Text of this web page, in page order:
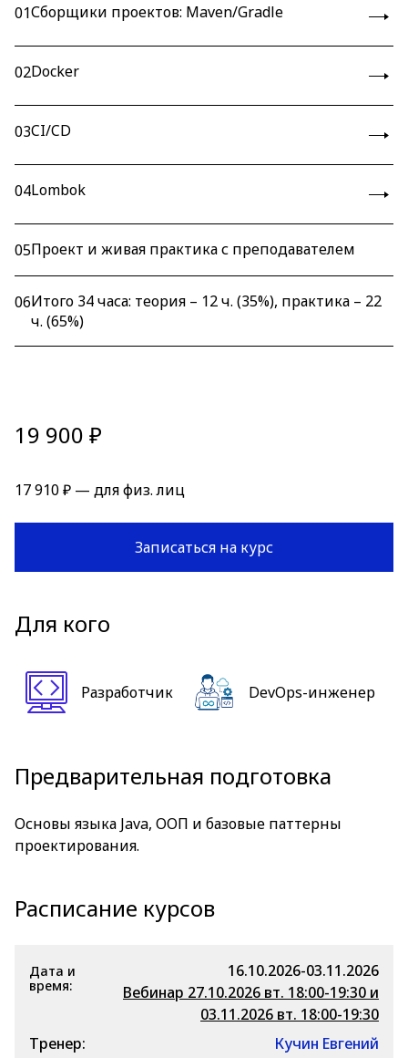
01Сборщики проектов: Maven/Gradle
02Docker
03CI/CD
04Lombok
05Проект и живая практика с преподавателем
06Итого 34 часа: теория – 12 ч. (35%), практика – 22
ч. (65%)
19 900 ₽
17 910 ₽ — для физ. лиц
Записаться на курс
Для кого
Разработчик DevOps-инженер
Предварительная подготовка
Основы языка Java, ООП и базовые паттерны
проектирования.
Расписание курсов
Дата и
время:
16.10.2026-03.11.2026
Вебинар 27.10.2026 вт. 18:00-19:30 и
03.11.2026 вт. 18:00-19:30
Тренер:
Кучин Евгений